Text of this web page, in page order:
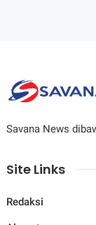
Savana News
Site Links
Redaksi